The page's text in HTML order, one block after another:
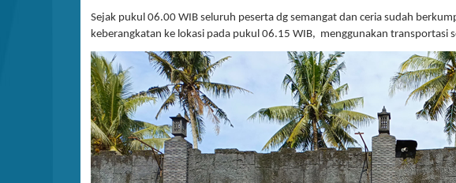
Sejak pukul 06.00 WIB seluruh peserta dg semangat dan ceria sudah
keberangkatan ke lokasi pada pukul 06.15 WIB, menggunakan transportasi